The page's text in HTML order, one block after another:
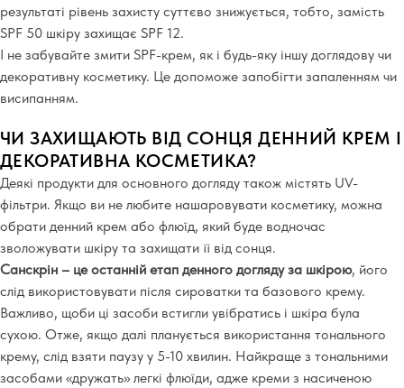
результаті рівень захисту суттєво знижується, тобто, замість
SPF 50 шкіру захищає SPF 12.
І не забувайте змити SPF-крем, як і будь-яку іншу доглядову чи
декоративну косметику. Це допоможе запобігти запаленням чи
висипанням.
ЧИ ЗАХИЩАЮТЬ ВІД СОНЦЯ ДЕННИЙ КРЕМ І
ДЕКОРАТИВНА КОСМЕТИКА?
Деякі продукти для основного догляду також містять UV-
фільтри. Якщо ви не любите нашаровувати косметику, можна
обрати денний крем або флюїд, який буде водночас
зволожувати шкіру та захищати її від cонця.
Санскрін – це останній етап денного догляду за шкірою, його
слід використовувати після сироватки та базового крему.
Важливо, щоби ці засоби встигли увібратись і шкіра була
сухою. Отже, якщо далі планується використання тонального
крему, слід взяти паузу у 5-10 хвилин. Найкраще з тональними
засобами «дружать» легкі флюїди, адже креми з насиченою